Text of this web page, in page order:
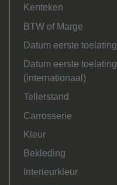
Kenteken
BTW of Marge
Datum eerste toelating
Datum eerste toelating
(internationaal)
Tellerstand
Carrosserie
Kleur
Bekleding
Interieurkleur